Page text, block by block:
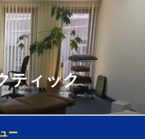
ティック
ー